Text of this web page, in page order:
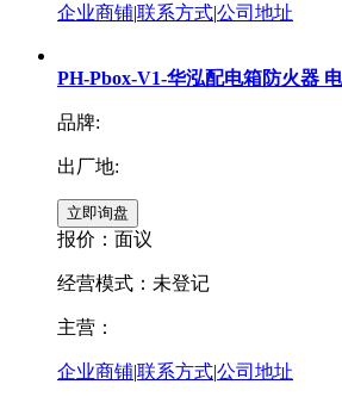
企业商铺|联系方式|公司地址
PH-Pbox-V1-华泓配电箱防火器
品牌:
出厂地:
报价： 面议
经营模式：未登记
主营：
企业商铺|联系方式|公司地址